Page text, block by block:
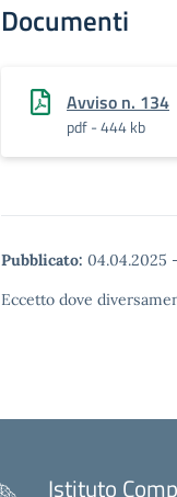
Documenti
Avviso n. 134
pdf - 444 kb
Pubblicato: 04.04.2025 -
Eccetto dove
Istituto